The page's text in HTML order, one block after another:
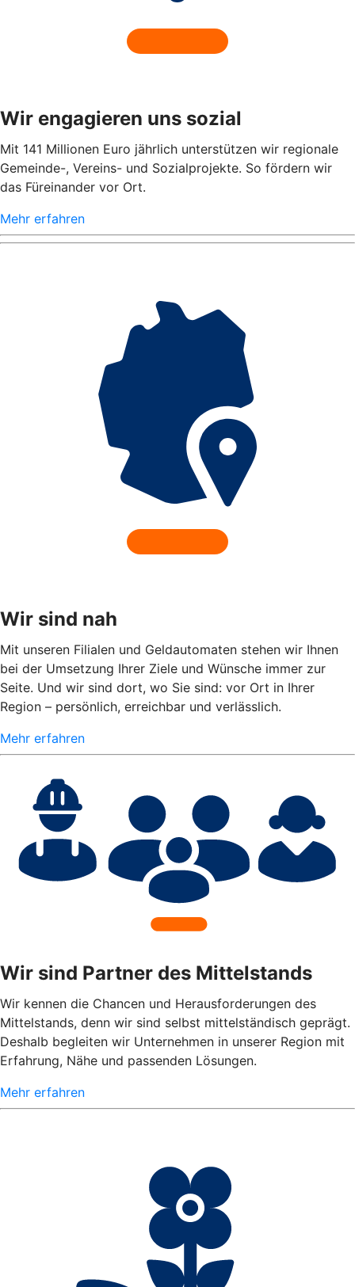
Wir engagieren uns sozial
Mit 141 Millionen Euro jährlich unterstützen wir regionale
Gemeinde-, Vereins- und Sozialprojekte. So fördern wir
das Füreinander vor Ort.
Mehr erfahren
Wir sind nah
Mit unseren Filialen und Geldautomaten stehen wir Ihnen
bei der Umsetzung Ihrer Ziele und Wünsche immer zur
Seite. Und wir sind dort, wo Sie sind: vor Ort in Ihrer
Region – persönlich, erreichbar und verlässlich.
Mehr erfahren
Wir sind Partner des Mittelstands
Wir kennen die Chancen und Herausforderungen des
Mittelstands, denn wir sind selbst mittelständisch geprägt.
Deshalb begleiten wir Unternehmen in unserer Region mit
Erfahrung, Nähe und passenden Lösungen.
Mehr erfahren